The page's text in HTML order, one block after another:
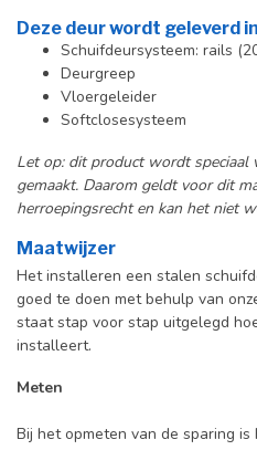
Deze deur wordt geleverd
Schuifdeursysteem: rails
Deurgreep
Vloergeleider
Softclosesysteem
Let op: dit product wordt speciaal
gemaakt. Daarom geldt voor dit
herroepingsrecht en kan het niet
Maatwijzer
Het installeren een stalen
goed te doen met behulp van
staat stap voor stap uitgelegd
installeert.
Meten
Bij het opmeten van de sparing